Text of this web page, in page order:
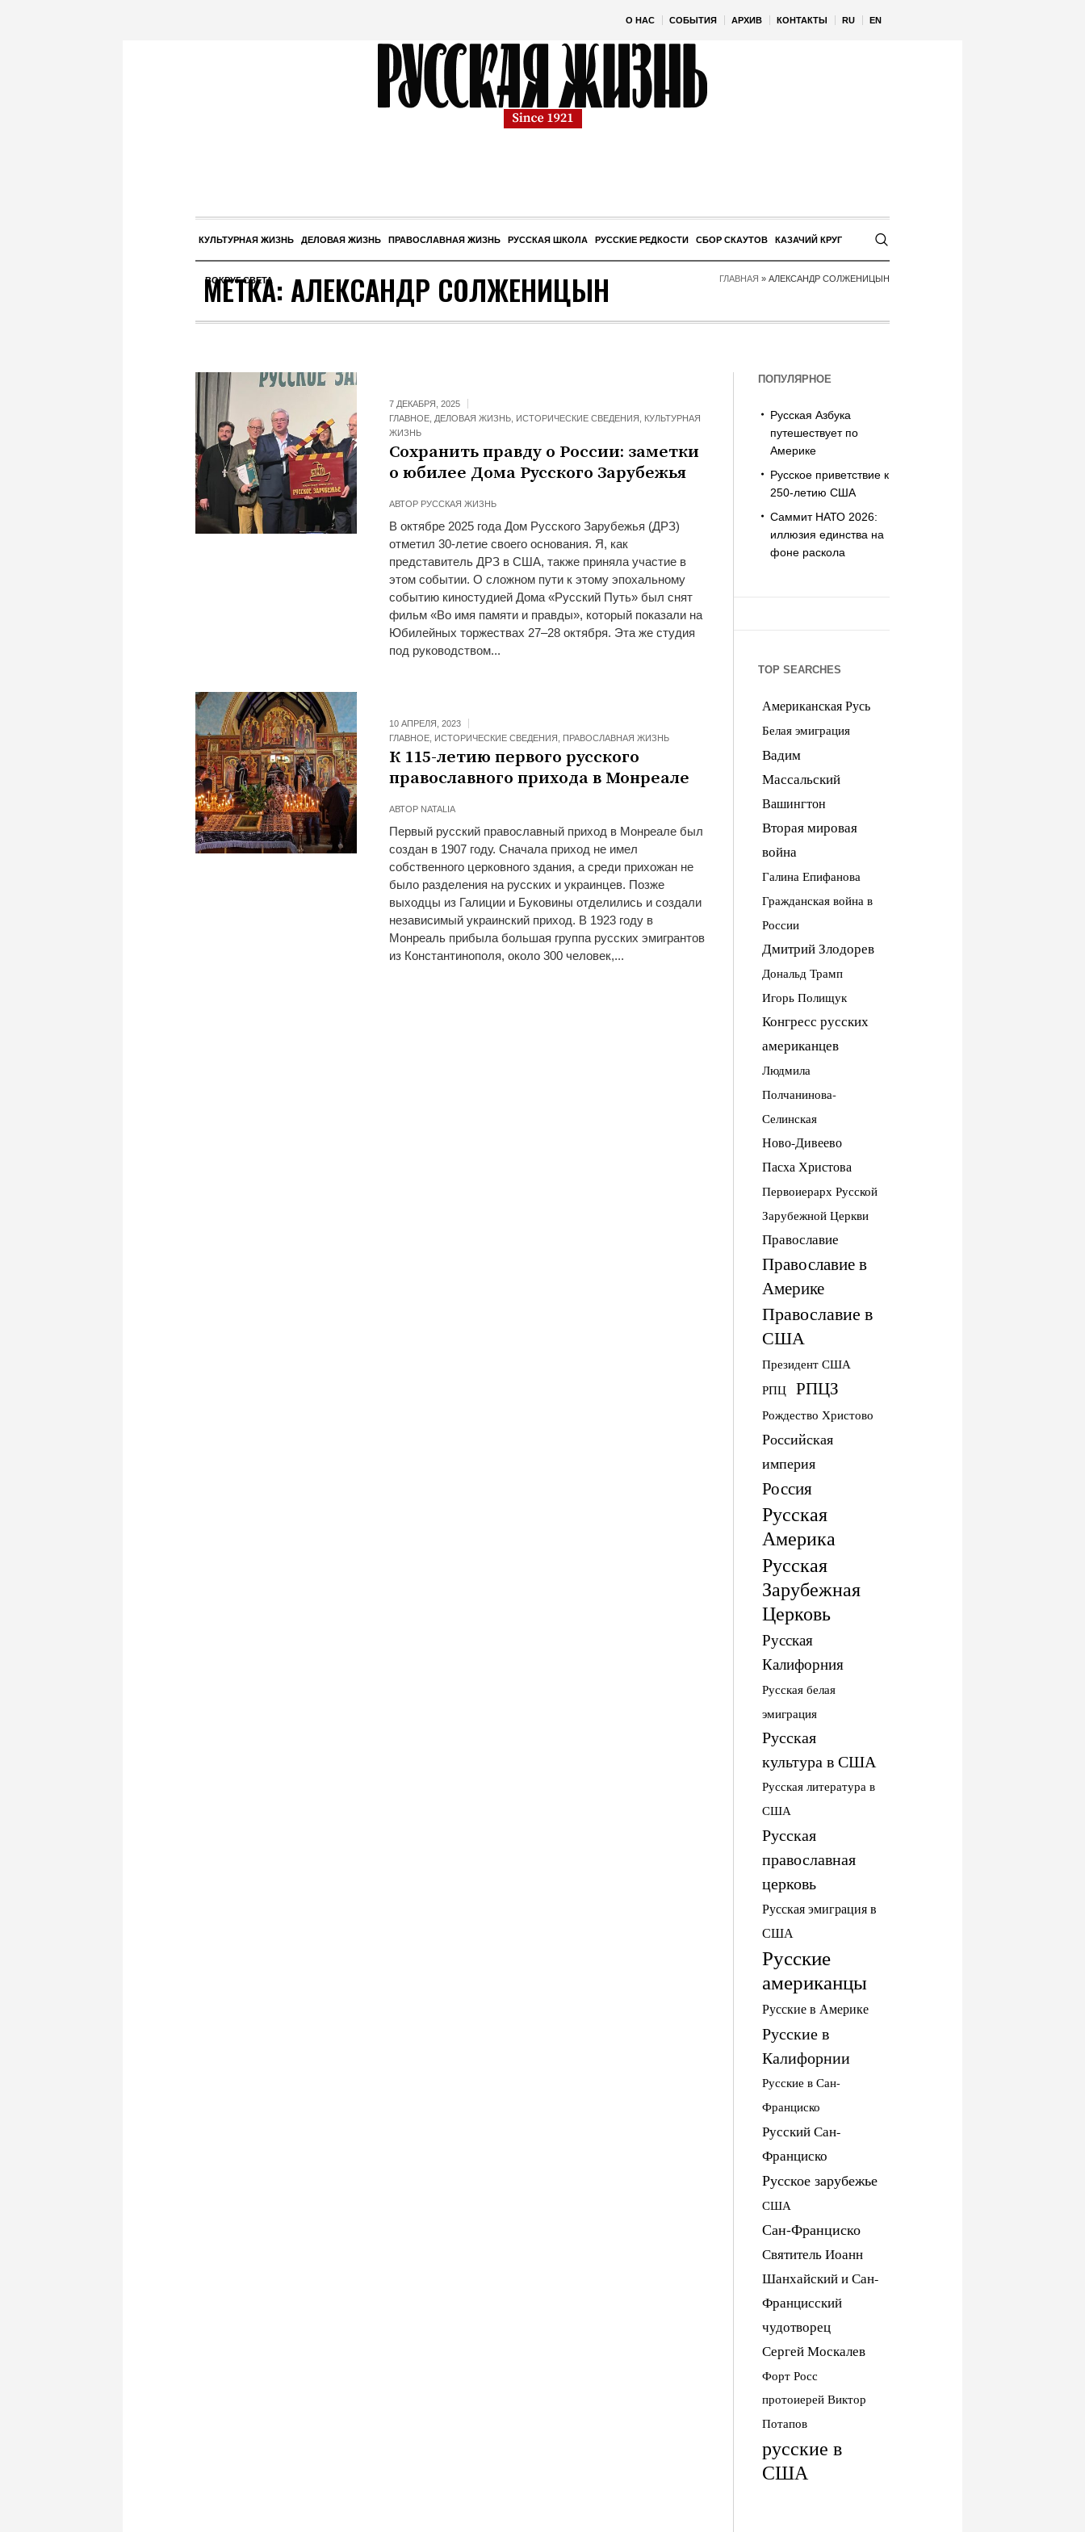
О НАС СОБЫТИЯ АРХИВ КОНТАКТЫ RU EN
КУЛЬТУРНАЯ ЖИЗНЬ ДЕЛОВАЯ ЖИЗНЬ ПРАВОСЛАВНАЯ ЖИЗНЬ РУССКАЯ ШКОЛА РУССКИЕ РЕДКОСТИ СБОР СКАУТОВ КАЗАЧИЙ КРУГ
ВОКРУГ СВЕТА
МЕТКА: АЛЕКСАНДР СОЛЖЕНИЦЫН ГЛАВНАЯ » АЛЕКСАНДР СОЛЖЕНИЦЫН
7 ДЕКАБРЯ, 2025
ГЛАВНОЕ, ДЕЛОВАЯ ЖИЗНЬ, ИСТОРИЧЕСКИЕ СВЕДЕНИЯ
КУЛЬТУРНАЯ
ЖИЗНЬ
Сохранить правду о России: заметки
о юбилее Дома Русского Зарубежья
АВТОР РУССКАЯ ЖИЗНЬ
В октябре 2025 года Дом Русского Зарубежья (ДРЗ)
отметил 30-летие своего основания. Я, как
представитель ДРЗ в США, также приняла участие в
этом событии. О сложном пути к этому эпохальному
событию киностудией Дома «Русский Путь» был снят
фильм «Во имя памяти и правды», который показали на
Юбилейных торжествах 27–28 октября. Эта же студия
под руководством...
10 АПРЕЛЯ, 2023
ГЛАВНОЕ, ИСТОРИЧЕСКИЕ СВЕДЕНИЯ ПРАВОСЛАВНАЯ ЖИЗНЬ
К 115-летию первого русского
православного прихода в Монреале
АВТОР NATALIA
Первый русский православный приход в Монреале был
создан в 1907 году. Сначала приход не имел
собственного церковного здания, а среди прихожан не
было разделения на русских и украинцев. Позже
выходцы из Галиции и Буковины отделились и создали
независимый украинский приход. В 1923 году в
Монреаль прибыла большая группа русских эмигрантов
из Константинополя, около 300 человек,...
ПОПУЛЯРНОЕ
Русская Азбука
путешествует по
Америке
Русское приветствие к
250-летию США
Саммит НАТО 2026:
иллюзия единства на
фоне раскола
TOP SEARCHES
Американская Русь
Белая эмиграция
Вадим
Массальский
Вашингтон
Вторая мировая
война
Галина Епифанова
Гражданская война в
России
Дмитрий Злодорев
Дональд Трамп
Игорь Полищук
Конгресс русских
американцев
Людмила
Полчанинова-
Селинская
Ново-Дивеево
Пасха Христова
Первоиерарх Русской
Зарубежной Церкви
Православие
Православие в
Америке
Православие в
США
Президент США
РПЦ РПЦЗ
Рождество Христово
Российская
империя
Россия
Русская
Америка
Русская
Зарубежная
Церковь
Русская
Калифорния
Русская белая
эмиграция
Русская
культура в США
Русская литература в
США
Русская
православная
церковь
Русская эмиграция в
США
Русские
американцы
Русские в Америке
Русские в
Калифорнии
Русские в Сан-
Франциско
Русский Сан-
Франциско
Русское зарубежье
США
Сан-Франциско
Святитель Иоанн
Шанхайский и Сан-
Францисский
чудотворец
Сергей Москалев
Форт Росс
протоиерей Виктор
Потапов
русские в
США